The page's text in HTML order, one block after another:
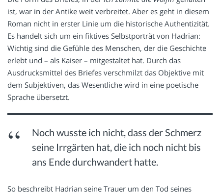
ist, war in der Antike weit verbreitet. Aber es geht in diesem
Roman nicht in erster Linie um die historische Authentizität.
Es handelt sich um ein fiktives Selbstporträt von Hadrian:
Wichtig sind die Gefühle des Menschen, der die Geschichte
erlebt und – als Kaiser – mitgestaltet hat. Durch das
Ausdrucksmittel des Briefes verschmilzt das Objektive mit
dem Subjektiven, das Wesentliche wird in eine poetische
Sprache übersetzt.
Noch wusste ich nicht, dass der Schmerz
seine Irrgärten hat, die ich noch nicht bis
ans Ende durchwandert hatte.
So beschreibt Hadrian seine Trauer um den Tod seines